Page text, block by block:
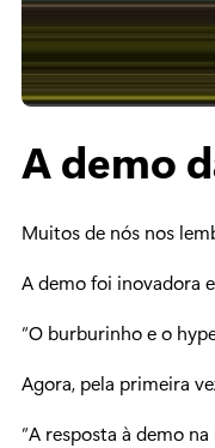
A demo
Muitos de nós nos
A demo foi inovadora
“O burburinho e o
Agora, pela primeira
“A resposta à demo